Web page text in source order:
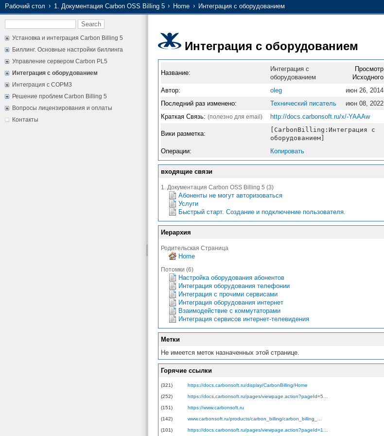
Рабочий стол 1. Документация Carbon OSS Billing 5 Home Интеграция с оборудованием
Установка и интеграция Carbon Billing 5
Биллинг. Основные настройки биллинга
Управление сервером Carbon PL5
Интеграция с оборудованием
Интеграция с СОРМ3
Решение проблем Carbon Billing 5
Вопросы лицензирования и оплаты
Контакты
Интеграция с оборудованием
Название:
Интеграция с
оборудованием
Просмотр
Исходного
Автор:
oleg
июн 26, 2014
Последний раз изменено:
Технический писатель
июн 08, 2022
Краткая Связь: (полезно для email) http://docs.carbonsoft.ru/x/-YAAAw
Вики разметка:
[CarbonBilling:Интеграция с
оборудованием]
Операции:
Копировать
входящие связи
1. Документация Carbon OSS Billing 5 (3)
Абоненты не могут авторизоваться
Услуги
Быстрый старт. Создание и подключение пользователя.
Иерархия
Родительская Страница
Home
Потомки (6)
Настройка оборудования абонентов
Интеграция оборудования телефонии
Интеграция с прочими сервисами
Интеграция оборудования интернет
Взаимодействие с коммутаторами
Интеграция сервисов интернет-телевидения
Метки
Не имеется меток назначенных этой странице.
Горячие ссылки
(321) https://docs.carbonsoft.ru/display/CarbonBilling/Home
(252) https://docs.carbonsoft.ru/pages/viewpage.action?pageId=5...
(151) https://www.carbonsoft.ru
(142) www.carbonsoft.ru/products/carbon_billing/carbon_billing_...
(101) https://docs.carbonsoft.ru/pages/viewpage.action?pageId=1...